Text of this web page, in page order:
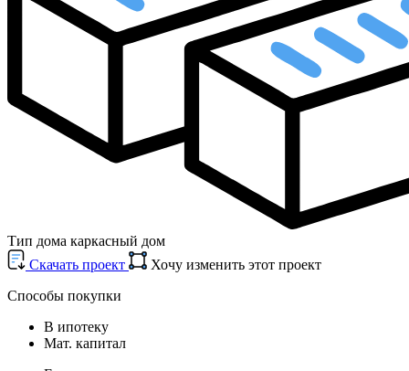
Тип дома каркасный дом
Cкачать проект
Хочу изменить этот проект
Способы покупки
В ипотеку
Мат. капитал